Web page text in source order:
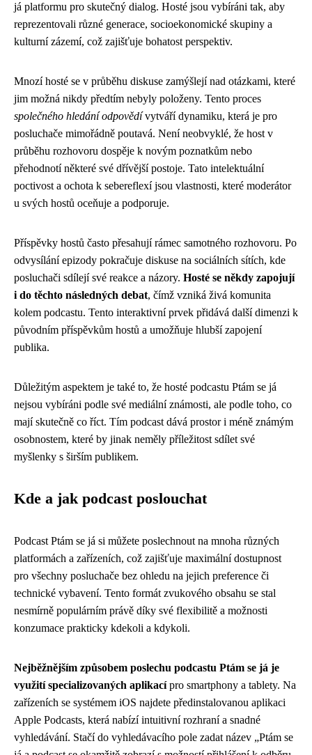
já platformu pro skutečný dialog. Hosté jsou vybíráni tak, aby
reprezentovali různé generace, socioekonomické skupiny a
kulturní zázemí, což zajišťuje bohatost perspektiv.
Mnozí hosté se v průběhu diskuse zamýšlejí nad otázkami, které
jim možná nikdy předtím nebyly položeny. Tento proces
společného hledání odpovědívytváří dynamiku, která je pro
posluchače mimořádně poutavá. Není neobvyklé, že host v
průběhu rozhovoru dospěje k novým poznatkům nebo
přehodnotí některé své dřívější postoje. Tato intelektuální
poctivost a ochota k sebereflexí jsou vlastnosti, které moderátor
u svých hostů oceňuje a podporuje.
Příspěvky hostů často přesahují rámec samotného rozhovoru. Po
odvysílání epizody pokračuje diskuse na sociálních sítích, kde
posluchači sdílejí své reakce a názory. Hosté se někdy zapojují
i do těchto následných debat, čímž vzniká živá komunita
kolem podcastu. Tento interaktivní prvek přidává další dimenzi k
původním příspěvkům hostů a umožňuje hlubší zapojení
publika.
Důležitým aspektem je také to, že hosté podcastu Ptám se já
nejsou vybíráni podle své mediální známosti, ale podle toho, co
mají skutečně co říct. Tím podcast dává prostor i méně známým
osobnostem, které by jinak neměly příležitost sdílet své
myšlenky s širším publikem.
Kde a jak podcast poslouchat
Podcast Ptám se já si můžete poslechnout na mnoha různých
platformách a zařízeních, což zajišťuje maximální dostupnost
pro všechny posluchače bez ohledu na jejich preference či
technické vybavení. Tento formát zvukového obsahu se stal
nesmírně populárním právě díky své flexibilitě a možnosti
konzumace prakticky kdekoli a kdykoli.
Nejběžnějším způsobem poslechu podcastu Ptám se já je
využití specializovaných aplikacípro smartphony a tablety. Na
zařízeních se systémem iOS najdete předinstalovanou aplikaci
Apple Podcasts, která nabízí intuitivní rozhraní a snadné
vyhledávání. Stačí do vyhledávacího pole zadat název „Ptám se